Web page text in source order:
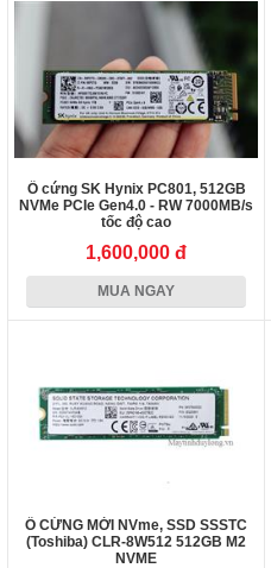
Ổ cứng SK Hynix PC801, 512GB
NVMe PCIe Gen4.0 - RW 7000MB/s
tốc độ cao
1,600,000 đ
MUA NGAY
Ổ CỨNG MỚI NVme, SSD SSSTC
(Toshiba) CLR-8W512 512GB M2
NVME